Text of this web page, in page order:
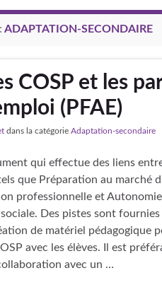
ADAPTATION-SECONDAIRE
COSP et les
(PFAE)
dans la catégorie Adaptation-secondaire
qui effectue des liens
que Préparation au marché
professionnelle et
Des pistes sont
de matériel pédagogique
avec les élèves. Il est
avec un …